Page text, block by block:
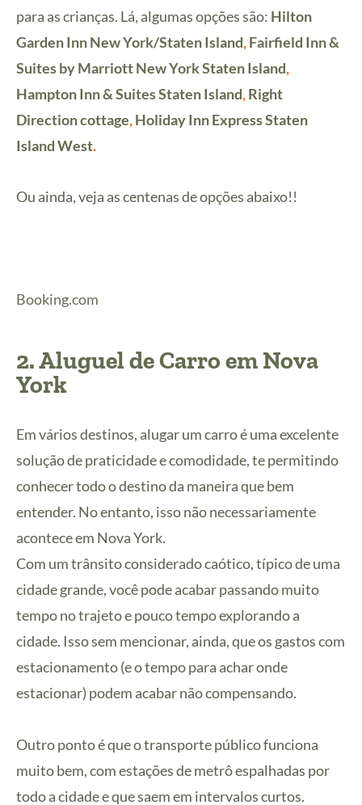
para as crianças. Lá, algumas opções são: Hilton
Garden Inn New York/Staten Island,Fairfield Inn &
Suites by Marriott New York Staten Island,
Hampton Inn & Suites Staten Island,Right
Direction cottage,Holiday Inn Express Staten
Island West.
Ou ainda, veja as centenas de opções abaixo!!
Booking.com
2.Aluguel de Carro em Nova
York
Em vários destinos, alugar um carro é uma excelente
solução de praticidade e comodidade, te permitindo
conhecer todo o destino da maneira que bem
entender. No entanto, isso não necessariamente
acontece em Nova York.
Com um trânsito considerado caótico, típico de uma
cidade grande, você pode acabar passando muito
tempo no trajeto e pouco tempo explorando a
cidade. Isso sem mencionar, ainda, que os gastos com
estacionamento (e o tempo para achar onde
estacionar) podem acabar não compensando.
Outro ponto é que o transporte público funciona
muito bem, com estações de metrô espalhadas por
todo a cidade e que saem em intervalos curtos.